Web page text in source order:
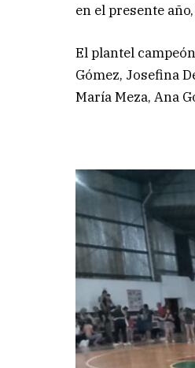
en el presente
El plantel
Gómez, Josefina
María Meza, Ana